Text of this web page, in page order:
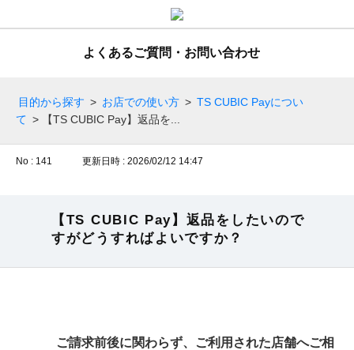
よくあるご質問・お問い合わせ
目的から探す > お店での使い方 > TS CUBIC Payについ
て > 【TS CUBIC Pay】返品を...
No : 141 更新日時 : 2026/02/12 14:47
【TS CUBIC Pay】返品をしたいので
すがどうすればよいですか？
ご請求前後に関わらず、ご利用された店舗へご相